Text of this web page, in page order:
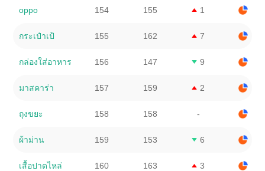
oppo 154 155 1
กระเป๋าเป้ 155 162 7
กล่องใส่อาหาร 156 147 9
มาสคาร่า 157 159 2
ถุงขยะ 158 158 -
ผ้าม่าน 159 153 6
เสื้อปาดไหล่ 160 163 3